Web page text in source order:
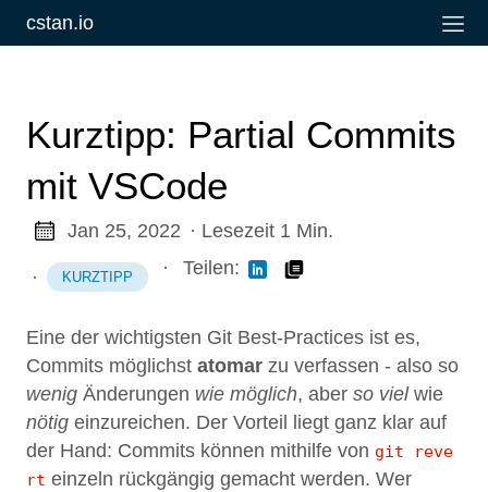
cstan.io
Kurztipp: Partial Commits
mit VSCode
Jan 25, 2022 · Lesezeit 1 Min.
· KURZTIPP · Teilen:
Eine der wichtigsten Git Best-Practices ist es,
Commits möglichst atomar zu verfassen - also so
wenig Änderungen wie möglich, aber so vielwie
nötig einzureichen. Der Vorteil liegt ganz klar auf
der Hand: Commits können mithilfe von git reve
rt einzeln rückgängig gemacht werden. Wer